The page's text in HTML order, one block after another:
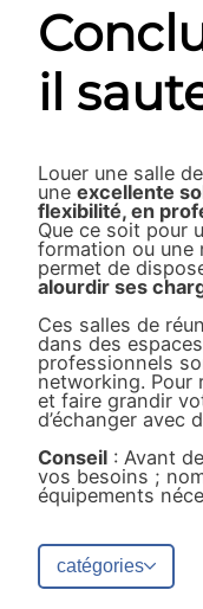
il
Louer une salle
une excellente
flexibilité, en
Que ce soit pour
formation ou une
permet de
alourdir ses
Ces salles de
dans des
professionnels
networking. Pour
et faire grandir
d’échanger avec
Conseil : Avant
vos besoins ;
équipements
catégories